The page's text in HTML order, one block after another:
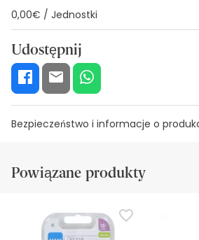
0,00€ / Jednostki
Udostępnij
Bezpieczeństwo i informacje o
Zasoby bezpieczeństwa
W tej chwili nie mamy obrazów
produktu, ale pracujemy nad tym.
późniejszego sprawdzenia aktualizacji.
Powiązane produkty